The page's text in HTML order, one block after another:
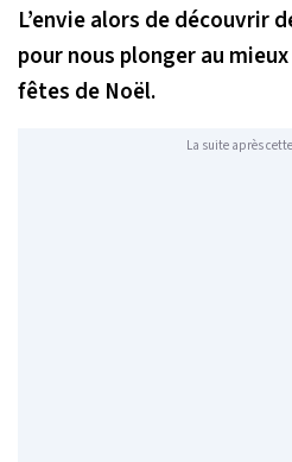
L’envie alors de découvrir
pour nous plonger au
fêtes de Noël.
La suite après